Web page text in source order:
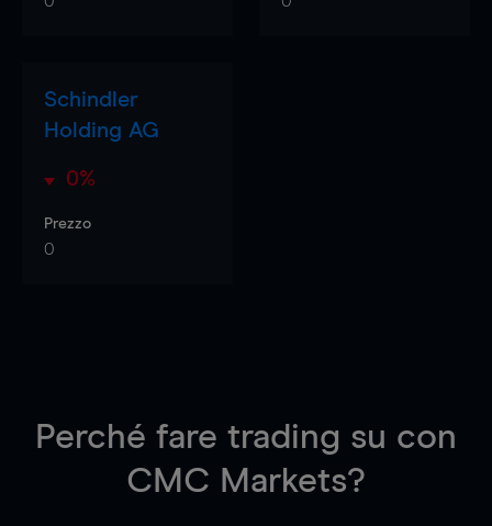
Schindler
Holding AG
0%
Prezzo
0
Perché fare trading su con
CMC Markets?